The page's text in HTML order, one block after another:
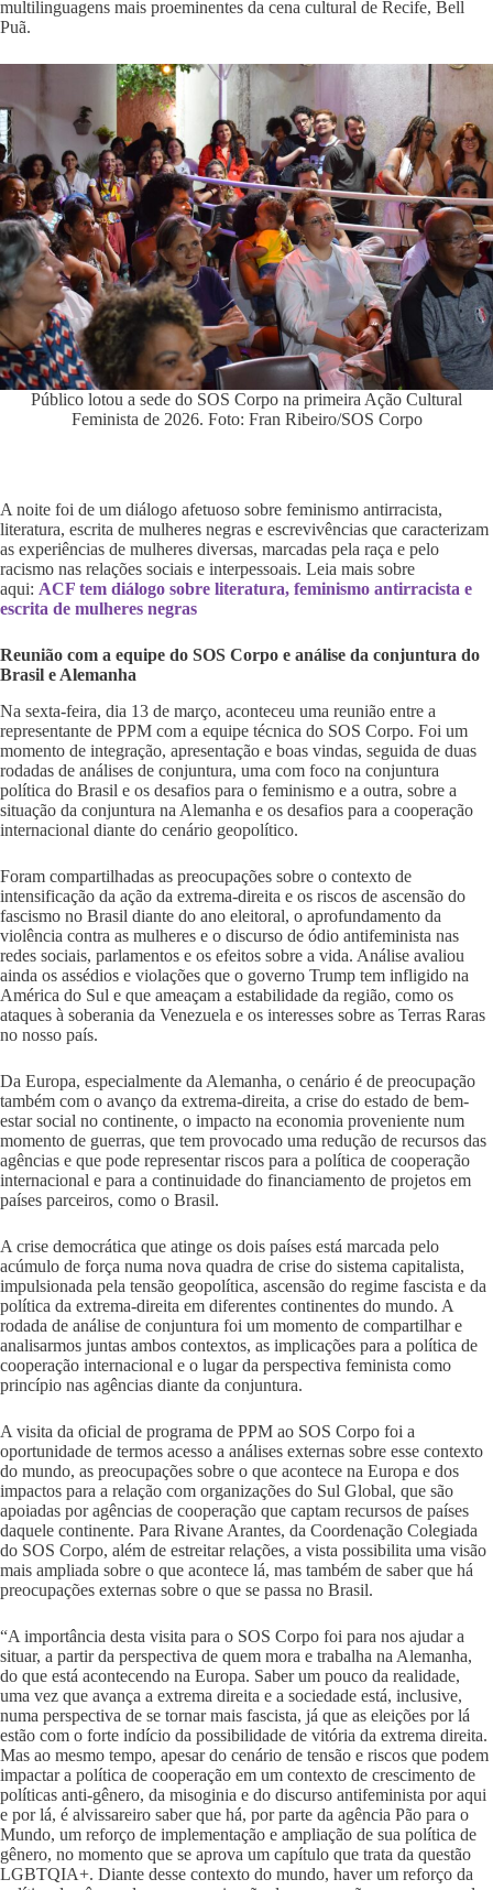
multilinguagens mais proeminentes da cena cultural de Recife, Bell
Puã.
Público lotou a sede do SOS Corpo na primeira Ação Cultural
Feminista de 2026. Foto: Fran Ribeiro/SOS Corpo
A noite foi de um diálogo afetuoso sobre feminismo antirracista,
literatura, escrita de mulheres negras e escrevivências que caracterizam
as experiências de mulheres diversas, marcadas pela raça e pelo
racismo nas relações sociais e interpessoais. Leia mais sobre
aqui: ACF tem diálogo sobre literatura, feminismo antirracista e
escrita de mulheres negras
Reunião com a equipe do SOS Corpo e análise da conjuntura do
Brasil e Alemanha
Na sexta-feira, dia 13 de março, aconteceu uma reunião entre a
representante de PPM com a equipe técnica do SOS Corpo. Foi um
momento de integração, apresentação e boas vindas, seguida de duas
rodadas de análises de conjuntura, uma com foco na conjuntura
política do Brasil e os desafios para o feminismo e a outra, sobre a
situação da conjuntura na Alemanha e os desafios para a cooperação
internacional diante do cenário geopolítico.
Foram compartilhadas as preocupações sobre o contexto de
intensificação da ação da extrema-direita e os riscos de ascensão do
fascismo no Brasil diante do ano eleitoral, o aprofundamento da
violência contra as mulheres e o discurso de ódio antifeminista nas
redes sociais, parlamentos e os efeitos sobre a vida. Análise avaliou
ainda os assédios e violações que o governo Trump tem infligido na
América do Sul e que ameaçam a estabilidade da região, como os
ataques à soberania da Venezuela e os interesses sobre as Terras Raras
no nosso país.
Da Europa, especialmente da Alemanha, o cenário é de preocupação
também com o avanço da extrema-direita, a crise do estado de bem-
estar social no continente, o impacto na economia proveniente num
momento de guerras, que tem provocado uma redução de recursos das
agências e que pode representar riscos para a política de cooperação
internacional e para a continuidade do financiamento de projetos em
países parceiros, como o Brasil.
A crise democrática que atinge os dois países está marcada pelo
acúmulo de força numa nova quadra de crise do sistema capitalista,
impulsionada pela tensão geopolítica, ascensão do regime fascista e da
política da extrema-direita em diferentes continentes do mundo. A
rodada de análise de conjuntura foi um momento de compartilhar e
analisarmos juntas ambos contextos, as implicações para a política de
cooperação internacional e o lugar da perspectiva feminista como
princípio nas agências diante da conjuntura.
A visita da oficial de programa de PPM ao SOS Corpo foi a
oportunidade de termos acesso a análises externas sobre esse contexto
do mundo, as preocupações sobre o que acontece na Europa e dos
impactos para a relação com organizações do Sul Global, que são
apoiadas por agências de cooperação que captam recursos de países
daquele continente. Para Rivane Arantes, da Coordenação Colegiada
do SOS Corpo, além de estreitar relações, a vista possibilita uma visão
mais ampliada sobre o que acontece lá, mas também de saber que há
preocupações externas sobre o que se passa no Brasil.
“A importância desta visita para o SOS Corpo foi para nos ajudar a
situar, a partir da perspectiva de quem mora e trabalha na Alemanha,
do que está acontecendo na Europa. Saber um pouco da realidade,
uma vez que avança a extrema direita e a sociedade está, inclusive,
numa perspectiva de se tornar mais fascista, já que as eleições por lá
estão com o forte indício da possibilidade de vitória da extrema direita.
Mas ao mesmo tempo, apesar do cenário de tensão e riscos que podem
impactar a política de cooperação em um contexto de crescimento de
políticas anti-gênero, da misoginia e do discurso antifeminista por aqui
e por lá, é alvissareiro saber que há, por parte da agência Pão para o
Mundo, um reforço de implementação e ampliação de sua política de
gênero, no momento que se aprova um capítulo que trata da questão
LGBTQIA+. Diante desse contexto do mundo, haver um reforço da